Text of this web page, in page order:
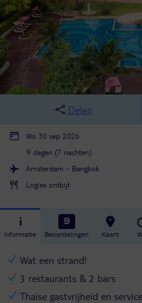
Delen
Wo 30 sep 2026
9 dagen (7 nachten)
Amsterdam - Bangkok
Logies ontbijt
Informatie
9
Beoordelingen Kaart
Wat een strand!
3 restaurants & 2 bars
Thaise gastvrijheid en service